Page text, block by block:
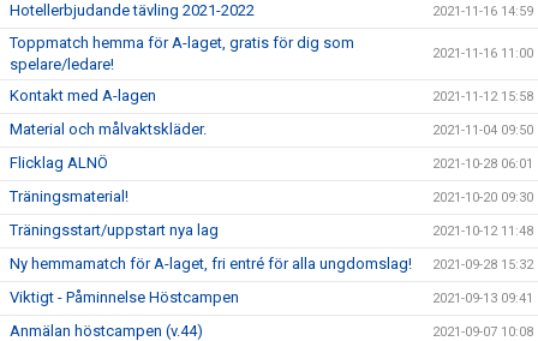
Hotellerbjudande tävling 2021-2022 2021-11-16 14:59
Toppmatch hemma för A-laget, gratis för dig som
spelare/ledare!
2021-11-16 11:00
Kontakt med A-lagen 2021-11-12 15:58
Material och målvaktskläder. 2021-11-04 09:50
Flicklag ALNÖ 2021-10-28 06:01
Träningsmaterial! 2021-10-20 09:30
Träningsstart/uppstart nya lag 2021-10-12 11:48
Ny hemmamatch för A-laget, fri entré för alla ungdomslag! 2021-09-28 15:32
Viktigt - Påminnelse Höstcampen 2021-09-13 09:41
Anmälan höstcampen (v.44) 2021-09-07 10:08